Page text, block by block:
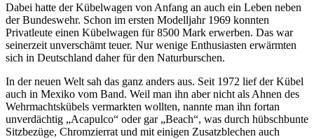
Dabei hatte der Kübelwagen von Anfang an auch ein Leben neben
der Bundeswehr. Schon im ersten Modelljahr 1969 konnten
Privatleute einen Kübelwagen für 8500 Mark erwerben. Das war
seinerzeit unverschämt teuer. Nur wenige Enthusiasten erwärmten
sich in Deutschland daher für den Naturburschen.
In der neuen Welt sah das ganz anders aus. Seit 1972 lief der Kübel
auch in Mexiko vom Band. Weil man ihn aber nicht als Ahnen des
Wehrmachtskübels vermarkten wollten, nannte man ihn fortan
unverdächtig „Acapulco“ oder gar „Beach“, was durch hübschbunte
Sitzbezüge, Chromzierrat und mit einigen Zusatzblechen auch